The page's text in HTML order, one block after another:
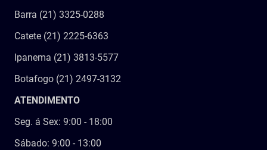
Barra (21) 3325-0288
Catete (21) 2225-6363
Ipanema (21) 3813-5577
Botafogo (21) 2497-3132
ATENDIMENTO
Seg. á Sex: 9:00 - 18:00
Sábado: 9:00 - 13:00